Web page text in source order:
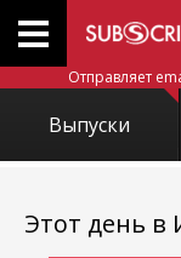
Отправляет
Выпуски
Этот день в